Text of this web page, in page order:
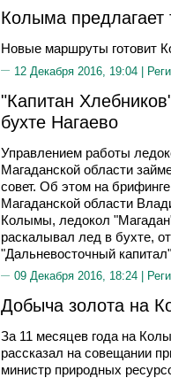
Колыма предлагает
Новые маршруты готовит
12 Декабря 2016, 19:04 |
"Капитан
бухте Нагаево
Управлением работы
Магаданской области
совет. Об этом на
Магаданской области
Колымы, ледокол
раскалывал лед в бухте,
"Дальневосточный
09 Декабря 2016, 18:24 |
Добыча золота на
За 11 месяцев года на
рассказал на совещании
министр природных